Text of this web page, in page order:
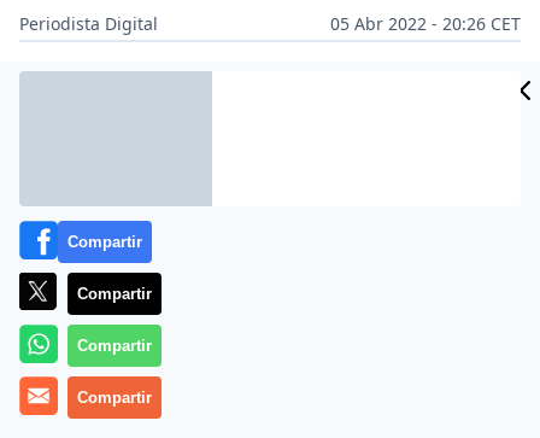
Periodista Digital
05 Abr 2022 - 20:26 CET
Archivado en: EUROPA
Compartir
Compartir
Compartir
Compartir